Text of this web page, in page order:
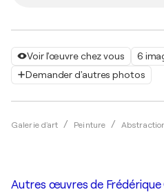
Voir l'œuvre chez vous
6
Demander d'autres photos
Galerie d'art Peinture
Autres œuvres de